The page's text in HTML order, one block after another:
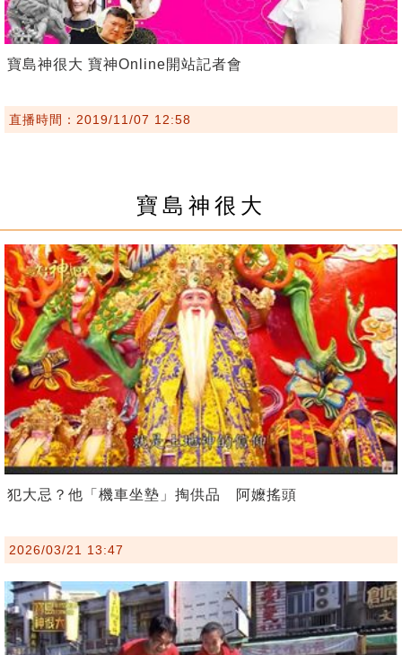
寶島神很大 寶神Online開站記者會
直播時間：2019/11/07 12:58
寶島神很大
犯大忌？他「機車坐墊」掏供品 阿嬤搖頭
2026/03/21 13:47